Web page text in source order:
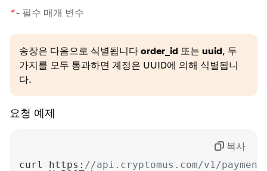
false- 커미션 금액만큼 환불 가능한 금액 감소
정의
송장 uuid
string
min:1
max:128
alpha_dash
정의
송장 주문 ID
*- 필수 매개 변수
송장은 다음으로 식별됩니다 order_id 또는 uuid, 두
가지를 모두 통과하면 계정은 UUID에 의해 식별됩니
다.
요청 예제
curl https: //api.cryptomus.com/v1/
복사